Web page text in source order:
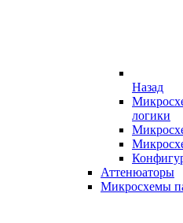
Назад
логики
Аттенюаторы
Микросхемы